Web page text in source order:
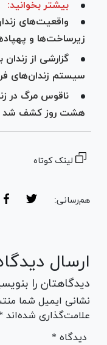
بیشتر بخوانید:
واقعیت‌های
زیرساخت‌ها و
گزارشی از زندان
سیستم زندان‌های
ناقوس مرگ در
هشت روز کشف شد
لینک کوتاه
هم‌رسانی:
ارسال
دیدگاهتان را
نشانی ایمیل شما
علامت‌گذاری شده‌اند
* دیدگاه